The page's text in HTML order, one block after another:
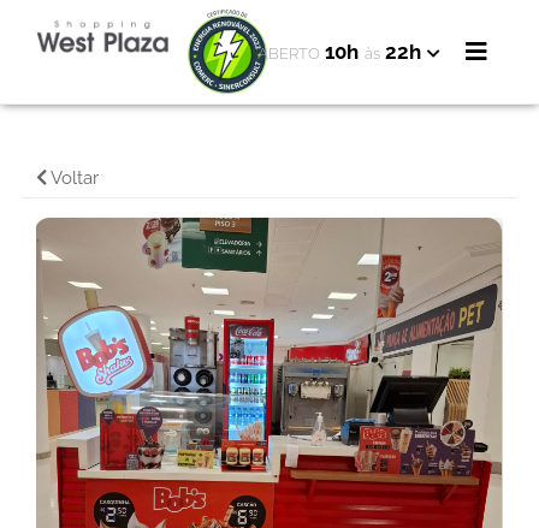
ABERTO 10h às 22h
Voltar